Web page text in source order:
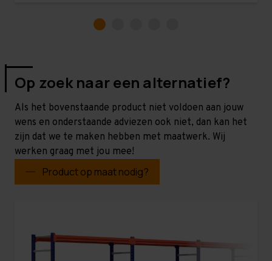
Op zoek naar een alternatief?
Als het bovenstaande product niet voldoen aan jouw
wens en onderstaande adviezen ook niet, dan kan het
zijn dat we te maken hebben met maatwerk. Wij
werken graag met jou mee!
Product op maat nodig?